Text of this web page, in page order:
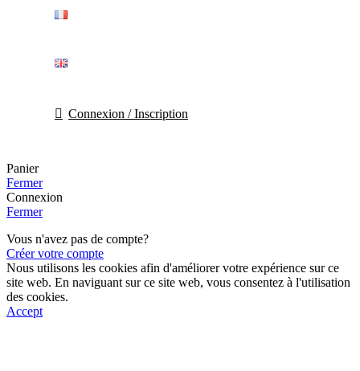
Connexion / Inscription
Panier
Fermer
Connexion
Fermer
Vous n'avez pas de compte?
Créer votre compte
Nous utilisons les cookies afin d'améliorer votre expérience sur ce
site web. En naviguant sur ce site web, vous consentez à l'utilisation
des cookies.
Accept